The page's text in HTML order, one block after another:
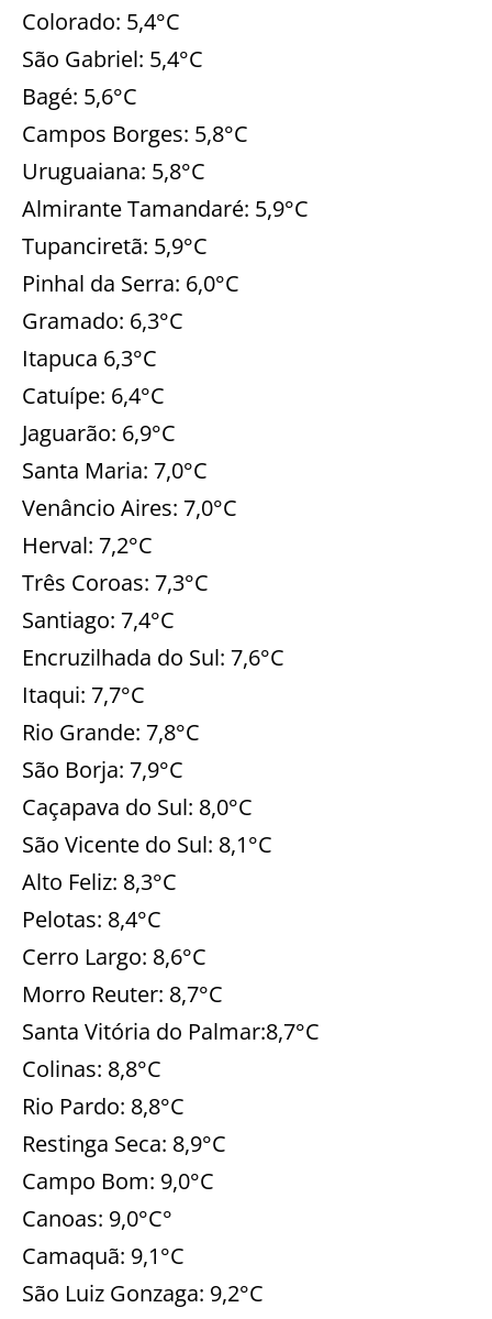
Colorado: 5,4°C
São Gabriel: 5,4°C
Bagé: 5,6°C
Campos Borges: 5,8°C
Uruguaiana: 5,8°C
Almirante Tamandaré: 5,9°C
Tupanciretã: 5,9°C
Pinhal da Serra: 6,0°C
Gramado: 6,3°C
Itapuca 6,3°C
Catuípe: 6,4°C
Jaguarão: 6,9°C
Santa Maria: 7,0°C
Venâncio Aires: 7,0°C
Herval: 7,2°C
Três Coroas: 7,3°C
Santiago: 7,4°C
Encruzilhada do Sul: 7,6°C
Itaqui: 7,7°C
Rio Grande: 7,8°C
São Borja: 7,9°C
Caçapava do Sul: 8,0°C
São Vicente do Sul: 8,1°C
Alto Feliz: 8,3°C
Pelotas: 8,4°C
Cerro Largo: 8,6°C
Morro Reuter: 8,7°C
Santa Vitória do Palmar:8,7°C
Colinas: 8,8°C
Rio Pardo: 8,8°C
Restinga Seca: 8,9°C
Campo Bom: 9,0°C
Canoas: 9,0°C°
Camaquã: 9,1°C
São Luiz Gonzaga: 9,2°C